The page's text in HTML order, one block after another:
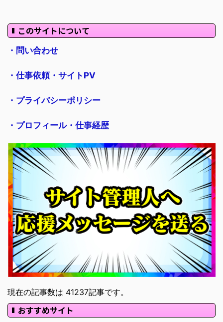
このサイトについて
・問い合わせ
・仕事依頼・サイトPV
・プライバシーポリシー
・プロフィール・仕事経歴
現在の記事数は 41237記事です。
おすすめサイト